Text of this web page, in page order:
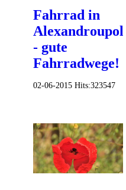
Fahrrad in
Alexandroupolis
- gute
Fahrradwege!
02-06-2015 Hits:323547